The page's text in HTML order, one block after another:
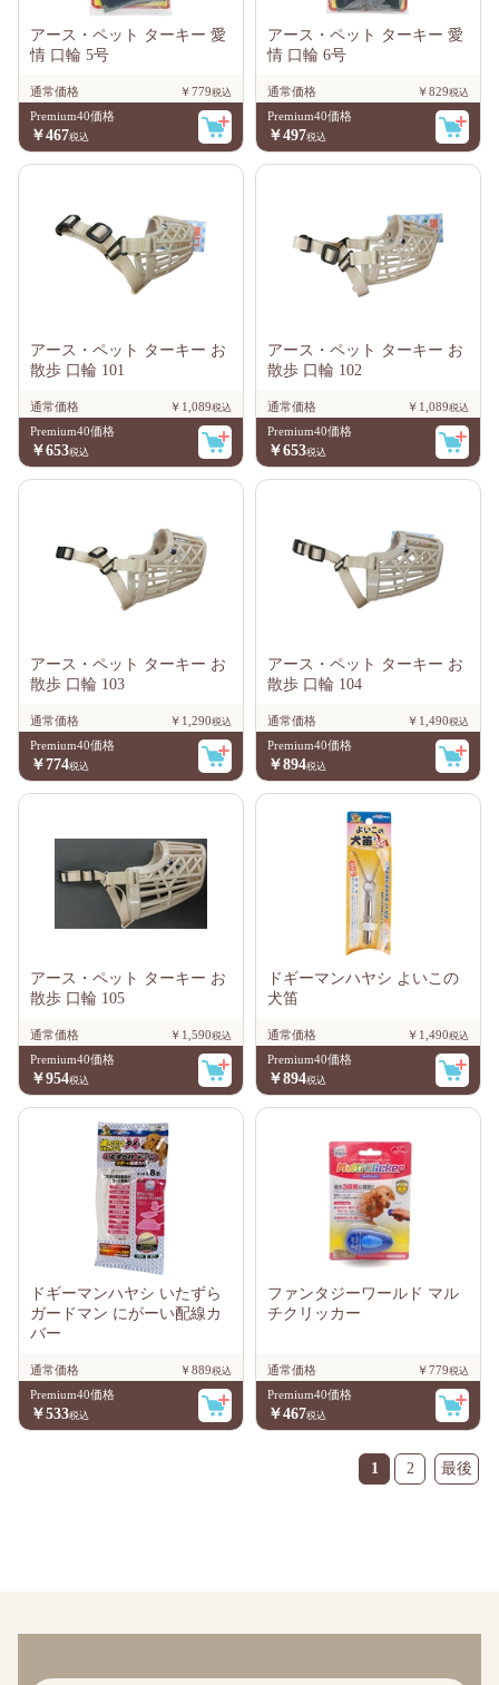
アース・ペット ターキー 愛
情 口輪 5号
通常価格
￥779
Premium40価格
￥467
アース・ペット ターキー 愛
情 口輪 6号
通常価格
￥829
Premium40価格
￥497
アース・ペット ターキー お
散歩 口輪 101
通常価格
￥1,089
Premium40価格
￥653
アース・ペット ターキー お
散歩 口輪 102
通常価格
￥1,089
Premium40価格
￥653
アース・ペット ターキー お
散歩 口輪 103
通常価格
￥1,290
Premium40価格
￥774
アース・ペット ターキー お
散歩 口輪 104
通常価格
￥1,490
Premium40価格
￥894
アース・ペット ターキー お
散歩 口輪 105
通常価格
￥1,590
Premium40価格
￥954
ドギーマンハヤシ よいこの
犬笛
通常価格
￥1,490
Premium40価格
￥894
ドギーマンハヤシ いたずら
ガードマン にがーい配線カ
バー
通常価格
￥889
Premium40価格
￥533
ファンタジーワールド マル
チクリッカー
通常価格
￥779
Premium40価格
￥467
1 2